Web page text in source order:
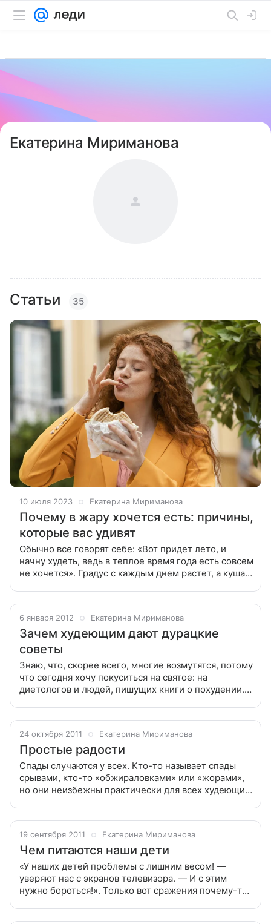
Екатерина Мириманова
Статьи 35
10 июля 2023 Екатерина Мириманова
Почему в жару хочется есть: причины,
которые вас удивят
Обычно все говорят себе: «Вот придет лето, и
начну худеть, ведь в теплое время года есть совсем
не хочется». Градус с каждым днем растет, а кушать
6 января 2012 Екатерина Мириманова
Зачем худеющим дают дурацкие
советы
Знаю, что, скорее всего, многие возмутятся, потому
что сегодня хочу покуситься на святое: на
диетологов и людей, пишущих книги о похудении.
24 октября 2011 Екатерина Мириманова
Простые радости
Спады случаются у всех. Кто-то называет спады
срывами, кто-то «обжираловками» или «жорами»,
но они неизбежны практически для всех худеющих.
19 сентября 2011 Екатерина Мириманова
Чем питаются наши дети
«У наших детей проблемы с лишним весом! —
уверяют нас с экранов телевизора. — И с этим
нужно бороться!». Только вот сражения почему-то